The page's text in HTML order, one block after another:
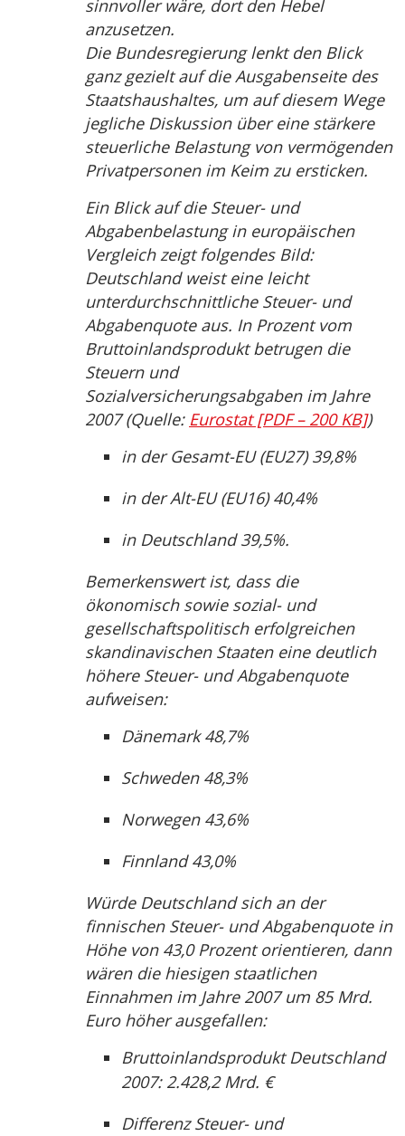
sinnvoller wäre, dort den Hebel
anzusetzen.
Die Bundesregierung lenkt den Blick
ganz gezielt auf die Ausgabenseite des
Staatshaushaltes, um auf diesem Wege
jegliche Diskussion über eine stärkere
steuerliche Belastung von vermögenden
Privatpersonen im Keim zu ersticken.
Ein Blick auf die Steuer- und
Abgabenbelastung in europäischen
Vergleich zeigt folgendes Bild:
Deutschland weist eine leicht
unterdurchschnittliche Steuer- und
Abgabenquote aus. In Prozent vom
Bruttoinlandsprodukt betrugen die
Steuern und
Sozialversicherungsabgaben im Jahre
2007 (Quelle: Eurostat [PDF – 200 KB])
in der Gesamt-EU (EU27) 39,8%
in der Alt-EU (EU16) 40,4%
in Deutschland 39,5%.
Bemerkenswert ist, dass die
ökonomisch sowie sozial- und
gesellschaftspolitisch erfolgreichen
skandinavischen Staaten eine deutlich
höhere Steuer- und Abgabenquote
aufweisen:
Dänemark 48,7%
Schweden 48,3%
Norwegen 43,6%
Finnland 43,0%
Würde Deutschland sich an der
finnischen Steuer- und Abgabenquote in
Höhe von 43,0 Prozent orientieren, dann
wären die hiesigen staatlichen
Einnahmen im Jahre 2007 um 85 Mrd.
Euro höher ausgefallen:
Bruttoinlandsprodukt Deutschland
2007: 2.428,2 Mrd. €
Differenz Steuer- und